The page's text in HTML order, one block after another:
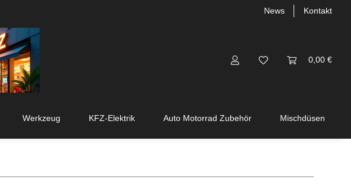
News Kontakt
0,00 €
Werkzeug KFZ-Elektrik Auto Motorrad Zubehör Mischdüsen